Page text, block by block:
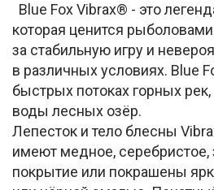
Blue Fox Vibrax® - это
которая ценится
за стабильную игру и
в различных условиях. Blue
быстрых потоках горных
воды лесных озёр.
Лепесток и тело блесны
имеют медное, серебристое,
покрытие или покрашены